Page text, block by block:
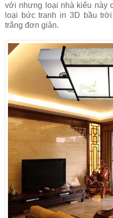
với nhưng loại nhà kiểu này
loại bức tranh in 3D bầu
trắng đơn giản.